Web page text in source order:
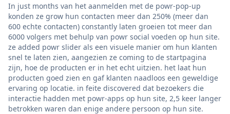
In just months van het aanmelden met de powr-pop-up
konden ze grow hun contacten meer dan 250% (meer dan
600 echte contacten) constantly laten groeien tot meer dan
6000 volgers met behulp van powr social voeden op hun site.
ze added powr slider als een visuele manier om hun klanten
snel te laten zien, aangezien ze coming to de startpagina
zijn, hoe de producten er in het echt uitzien. het laat hun
producten goed zien en gaf klanten naadloos een geweldige
ervaring op locatie. in feite discovered dat bezoekers die
interactie hadden met powr-apps op hun site, 2,5 keer langer
betrokken waren dan enige andere persoon op hun site.